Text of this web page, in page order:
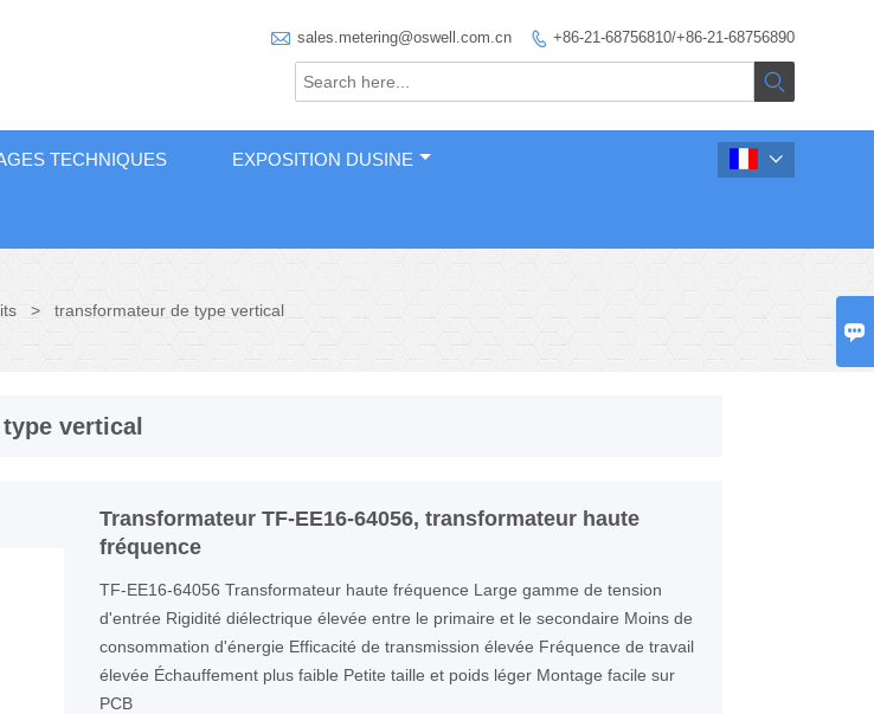

 sales.metering@oswell.com.cn  +86-21-68756810/+86-21-68756890

TECHNIQUES EXPOSITION DUSINE 
> transformateur de type vertical
vertical
Transformateur TF-EE16-64056, transformateur haute
fréquence
TF-EE16-64056 Transformateur haute fréquence Large gamme de tension
d'entrée Rigidité diélectrique élevée entre le primaire et le secondaire Moins de
consommation d'énergie Efficacité de transmission élevée Fréquence de travail
élevée Échauffement plus faible Petite taille et poids léger Montage facile sur
PCB